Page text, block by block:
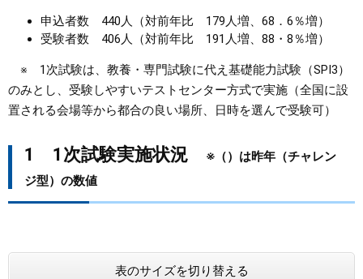
申込者数 440人（対前年比 179人増、68．6％増）
受験者数 406人（対前年比 191人増、88・8％増）
※ 1次試験は、教養・専門試験に代え基礎能力試験（SPI3）
のみとし、受験しやすいテストセンター方式で実施（全国に設
置される会場等から都合の良い場所、日時を選んで受験可）
1 1次試験実施状況
※（）は昨年（チャレン
ジ型）の数値
表のサイズを切り替える